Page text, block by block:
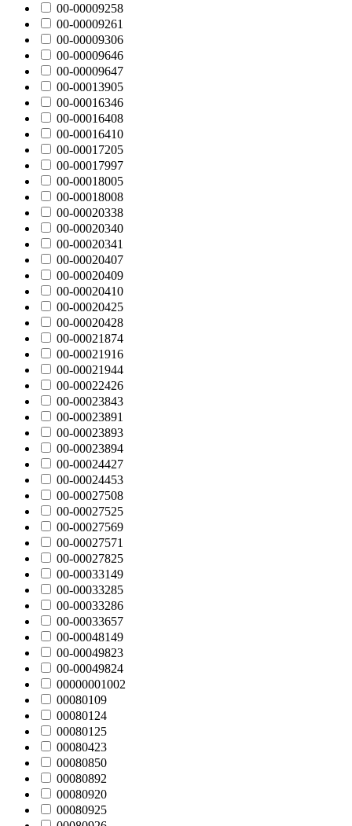
00-00009258
00-00009261
00-00009306
00-00009646
00-00009647
00-00013905
00-00016346
00-00016408
00-00016410
00-00017205
00-00017997
00-00018005
00-00018008
00-00020338
00-00020340
00-00020341
00-00020407
00-00020409
00-00020410
00-00020425
00-00020428
00-00021874
00-00021916
00-00021944
00-00022426
00-00023843
00-00023891
00-00023893
00-00023894
00-00024427
00-00024453
00-00027508
00-00027525
00-00027569
00-00027571
00-00027825
00-00033149
00-00033285
00-00033286
00-00033657
00-00048149
00-00049823
00-00049824
00000001002
00080109
00080124
00080125
00080423
00080850
00080892
00080920
00080925